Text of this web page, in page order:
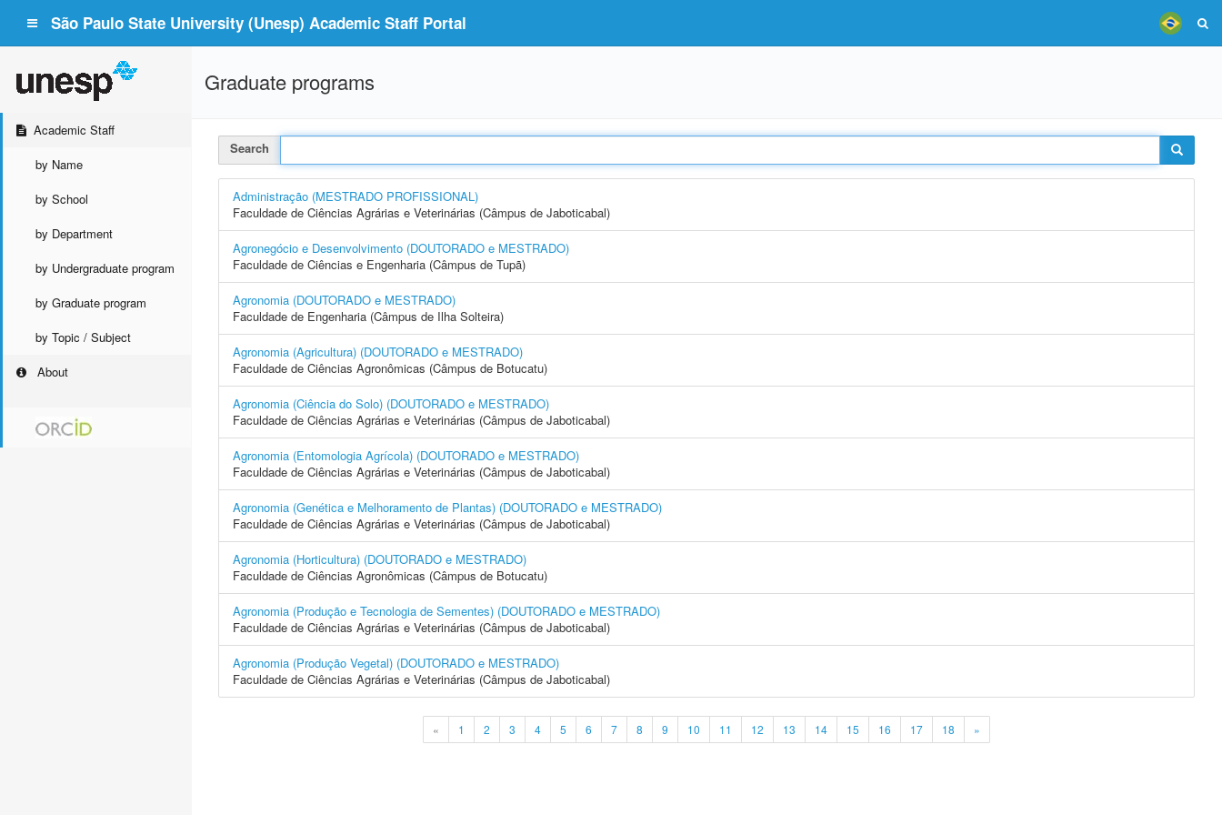
São Paulo State University (Unesp) Academic Staff Portal
Academic Staff
by Name
by School
by Department
by Undergraduate program
by Graduate program
by Topic / Subject
About
Graduate programs
Search
Administração (MESTRADO PROFISSIONAL)
Faculdade de Ciências Agrárias e Veterinárias (Câmpus de Jaboticabal)
Agronegócio e Desenvolvimento (DOUTORADO e MESTRADO)
Faculdade de Ciências e Engenharia (Câmpus de Tupã)
Agronomia (DOUTORADO e MESTRADO)
Faculdade de Engenharia (Câmpus de Ilha Solteira)
Agronomia (Agricultura) (DOUTORADO e MESTRADO)
Faculdade de Ciências Agronômicas (Câmpus de Botucatu)
Agronomia (Ciência do Solo) (DOUTORADO e MESTRADO)
Faculdade de Ciências Agrárias e Veterinárias (Câmpus de Jaboticabal)
Agronomia (Entomologia Agrícola) (DOUTORADO e MESTRADO)
Faculdade de Ciências Agrárias e Veterinárias (Câmpus de Jaboticabal)
Agronomia (Genética e Melhoramento de Plantas) (DOUTORADO e MESTRADO)
Faculdade de Ciências Agrárias e Veterinárias (Câmpus de Jaboticabal)
Agronomia (Horticultura) (DOUTORADO e MESTRADO)
Faculdade de Ciências Agronômicas (Câmpus de Botucatu)
Agronomia (Produção e Tecnologia de Sementes) (DOUTORADO e MESTRADO)
Faculdade de Ciências Agrárias e Veterinárias (Câmpus de Jaboticabal)
Agronomia (Produção Vegetal) (DOUTORADO e MESTRADO)
Faculdade de Ciências Agrárias e Veterinárias (Câmpus de Jaboticabal)
« 1 2 3 4 5 6 7 8 9 10 11 12 13 14 15 16 17 18 »